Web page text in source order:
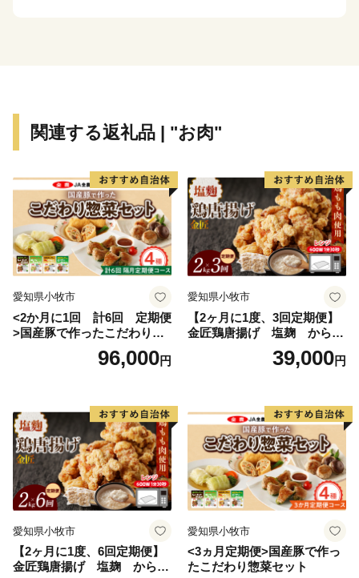
「大切に」「丁寧に」「じっくりと」「心をこめて」
す。
2011年3月11日に発生した東日本大震災．．．．．
飯舘村は2011年の東日本大震災に伴う原発事故の影響
を受けましたが、
向けて１歩ずつ歩んで参りました。
これまでご支援してくださったたくさんの皆様に感謝申
本当にありがとうございます。
の「 道の駅 までい館 」、子ども達の遊び場「 ふ
かや風の子広場 」なども整備されました。
飯舘村はこれからも、『 明日が待ち遠しくなるよう
な、ワクワクする楽しいふるさと 』の実現を目指して
頑張ります。
飯舘村をぜひ応援してください！！ 皆様の心温まるご
支援をお待ちしております。
関連する返礼品 | "お肉"
愛知県小牧市
<2か月に1回 計6回 定期便
>国産豚で作ったこだわり惣
96,000円
愛知県小牧市
【2ヶ月に1度、3回定期便】
金匠鶏唐揚げ 塩麹 からあ
39,000円
愛知県小牧市
【2ヶ月に1度、6回定期便】
金匠鶏唐揚げ 塩麹 からあ
愛知県小牧市
<3ヵ月定期便>国産豚で作っ
たこだわり惣菜セット